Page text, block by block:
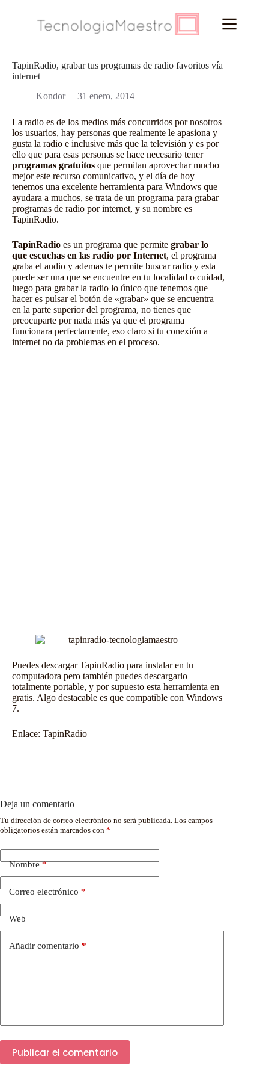
TapinRadio, grabar tus programas de radio favoritos vía
internet
Kondor
31 enero, 2014
La radio es de los medios más concurridos por nosotros
los usuarios, hay personas que realmente le apasiona y
gusta la radio e inclusive más que la televisión y es por
ello que para esas personas se hace necesario tener
programas gratuitos que permitan aprovechar mucho
mejor este recurso comunicativo, y el día de hoy
tenemos una excelente herramienta para Windows que
ayudara a muchos, se trata de un programa para grabar
programas de radio por internet, y su nombre es
TapinRadio.
TapinRadio es un programa que permite grabar lo
que escuchas en las radio por Internet, el programa
graba el audio y ademas te permite buscar radio y esta
puede ser una que se encuentre en tu localidad o cuidad,
luego para grabar la radio lo único que tenemos que
hacer es pulsar el botón de «grabar» que se encuentra
en la parte superior del programa, no tienes que
preocuparte por nada más ya que el programa
funcionara perfectamente, eso claro si tu conexión a
internet no da problemas en el proceso.
Puedes descargar TapinRadio para instalar en tu
computadora pero también puedes descargarlo
totalmente portable, y por supuesto esta herramienta en
gratis. Algo destacable es que compatible con Windows
7.
Enlace: TapinRadio
Deja un comentario
Tu dirección de correo electrónico no será publicada. Los campos
obligatorios están marcados con *
Nombre*
Correo electrónico*
Web
Añadir comentario *
Publicar el comentario